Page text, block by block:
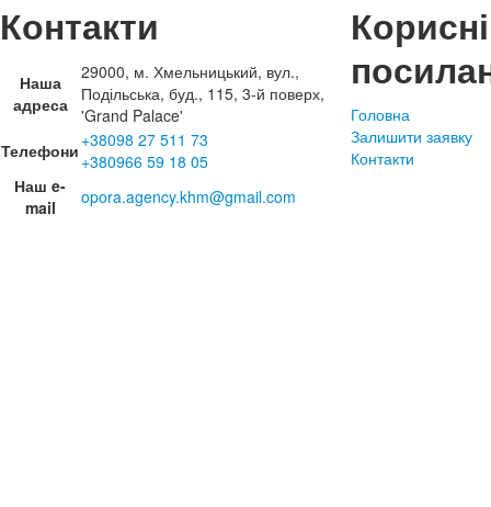
Контакти
Наша
адреса
29000, м. Хмельницький, вул.,
Подільська, буд., 115, 3-й поверх,
'Grand Palace'
Телефони +38098 27 511 73
+380966 59 18 05
Наш e-
mail
opora.agency.khm@gmail.com
Корисні
Головна
Залишити заявку
Контакти